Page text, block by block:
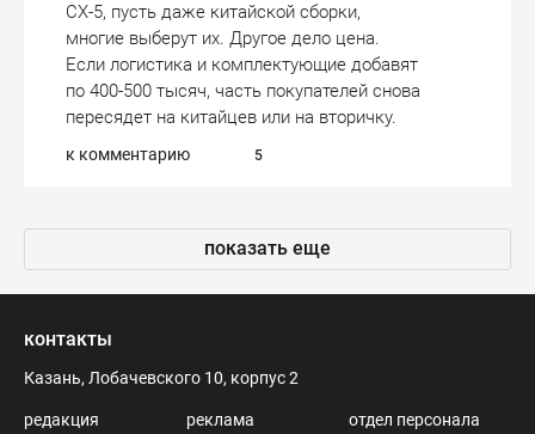
CX-5, пусть даже китайской сборки,
многие выберут их. Другое дело цена.
Если логистика и комплектующие добавят
по 400-500 тысяч, часть покупателей снова
пересядет на китайцев или на вторичку.
к комментарию 5
показать еще
контакты
Казань, Лобачевского 10, корпус 2
редакция
реклама
отдел персонала